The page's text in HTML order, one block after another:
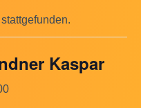
Kaspar